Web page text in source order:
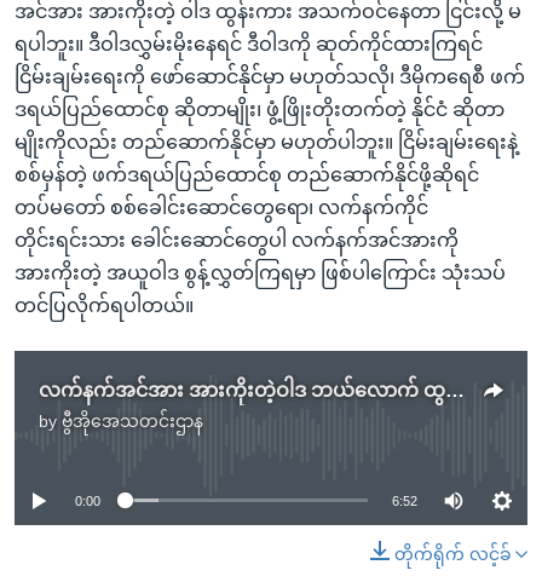
အင်အား အားကိုးတဲ့ ဝါဒ ထွန်းကား အသက်ဝင်နေတာ ငြင်းလို့ မ
ရပါဘူး။ ဒီဝါဒလွှမ်းမိုးနေရင် ဒီဝါဒကို ဆုတ်ကိုင်ထားကြရင်
ငြိမ်းချမ်းရေးကို ဖော်ဆောင်နိုင်မှာ မဟုတ်သလို၊ ဒီမိုကရေစီ ဖက်
ဒရယ်ပြည်ထောင်စု ဆိုတာမျိုး၊ ဖွံ့ဖြိုးတိုးတက်တဲ့ နိုင်ငံ ဆိုတာ
မျိုးကိုလည်း တည်ဆောက်နိုင်မှာ မဟုတ်ပါဘူး။ ငြိမ်းချမ်းရေးနဲ့
စစ်မှန်တဲ့ ဖက်ဒရယ်ပြည်ထောင်စု တည်ဆောက်နိုင်ဖို့ဆိုရင်
တပ်မတော် စစ်ခေါင်းဆောင်တွေရော၊ လက်နက်ကိုင်
တိုင်းရင်းသား ခေါင်းဆောင်တွေပါ လက်နက်အင်အားကို
အားကိုးတဲ့ အယူဝါဒ စွန့်လွှတ်ကြရမှာ ဖြစ်ပါကြောင်း သုံးသပ်
တင်ပြလိုက်ရပါတယ်။
လက်နက်အင်အား အားကိုးတဲ့ဝါဒ ဘယ်လောက် ထွန်းကားနေသလဲ
by ဗွီအိုအေသတင်းဌာန
No media source currently available
0:00 6:52
တိုက်ရိုက် လင့်ခ်